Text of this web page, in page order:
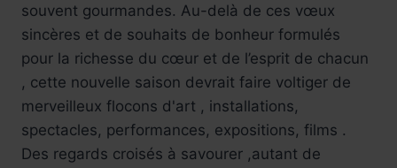
souvent gourmandes. Au-delà de ces vœux
sincères et de souhaits de bonheur formulés
pour la richesse du cœur et de l’esprit de chacun
, cette nouvelle saison devrait faire voltiger de
merveilleux flocons d'art , installations,
spectacles, performances, expositions, films .
Des regards croisés à savourer ,autant de